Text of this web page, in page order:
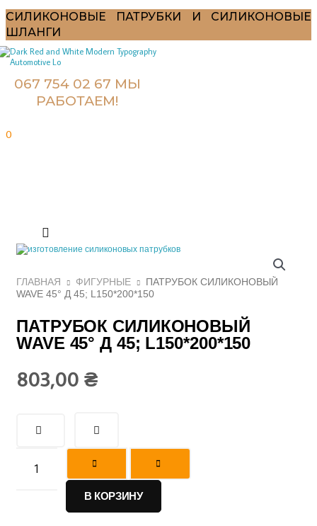
к
содержимому
СИЛИКОНОВЫЕ ПАТРУБКИ И СИЛИКОНОВЫЕ
ШЛАНГИ
067 754 02 67 МЫ
РАБОТАЕМ!
0
ГЛАВНАЯ ФИГУРНЫЕ
ПАТРУБОК СИЛИКОНОВЫЙ
WAVE 45° Д 45; L150*200*150
ПАТРУБОК СИЛИКОНОВЫЙ
WAVE 45° Д 45; L150*200*150
803,00 ₴
L150*200*150
В КОРЗИНУ